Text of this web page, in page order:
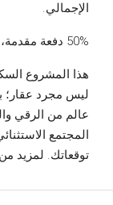
الإجمالي.
50% دفعة مقدمة، والباقي 50% على أقساط لمدة 12 شهرًا.
هذا المشروع
ليس مجرد عقار؛
عالم من الرقي
المجتمع
توقعاتك. لمزيد